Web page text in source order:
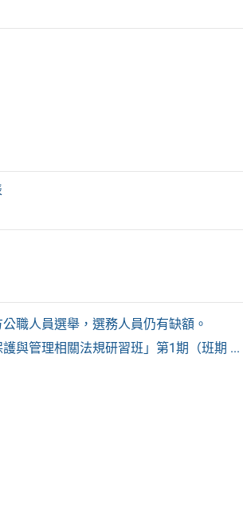
職人員選舉，選務人員仍有缺額。
與管理相關法規研習班」第1期（班期 ...